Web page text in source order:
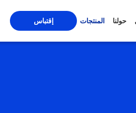
حولنا المنتجات إقتباس